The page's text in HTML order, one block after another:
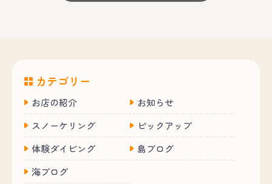
カテゴリー
お店の紹介
お知らせ
スノーケリング
ピックアップ
体験ダイビング
島ブログ
海ブログ